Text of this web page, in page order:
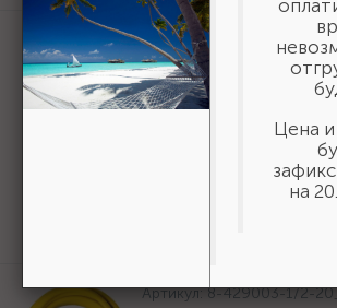
Артикул:3550-16-775
БАЗ KK19XW 16-H
водостойкий,
тканевой основе (3550-
Артикул:8-429003-1/2-
Цена
на